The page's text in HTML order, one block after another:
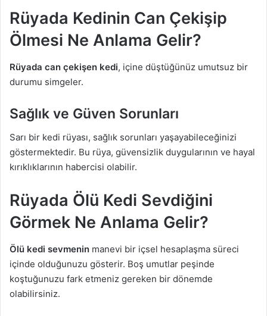
Rüyada Kedinin Can Çekişip
Ölmesi Ne Anlama Gelir?
Rüyada can çekişen kedi, içine düştüğünüz umutsuz bir
durumu simgeler.
Sağlık ve Güven Sorunları
Sarı bir kedi rüyası, sağlık sorunları yaşayabileceğinizi
göstermektedir. Bu rüya, güvensizlik duygularının ve hayal
kırıklıklarının habercisi olabilir.
Rüyada Ölü Kedi Sevdiğini
Görmek Ne Anlama Gelir?
Ölü kedi sevmenin manevi bir içsel hesaplaşma süreci
içinde olduğunuzu gösterir. Boş umutlar peşinde
koştuğunuzu fark etmeniz gereken bir dönemde
olabilirsiniz.